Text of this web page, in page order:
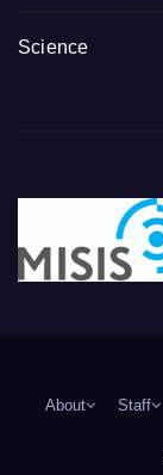
Science
About Staff